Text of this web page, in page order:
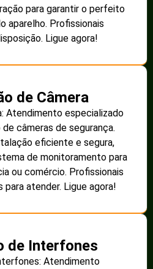
para garantir o perfeito
aparelho. Profissionais
Ligue agora!
de Câmera
Atendimento especializado
câmeras de segurança.
eficiente e segura,
de monitoramento para
ou comércio. Profissionais
atender. Ligue agora!
de Interfones
Atendimento